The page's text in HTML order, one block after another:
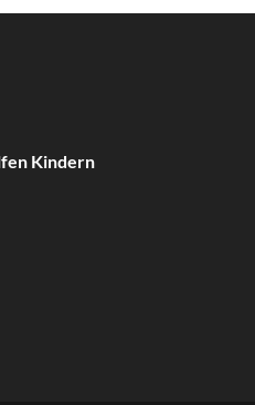
Kindern